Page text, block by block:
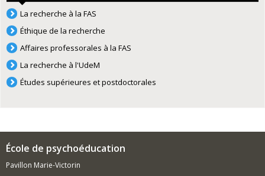
La recherche à la FAS
Éthique de la recherche
Affaires professorales à la FAS
La recherche à l'UdeM
Études supérieures et postdoctorales
École de psychoéducation
Pavillon Marie-Victorin